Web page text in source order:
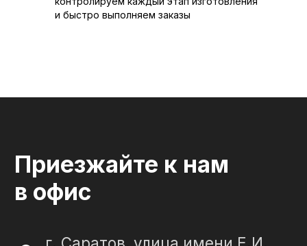
и быстро выполняем заказы
© 2012-2024 гранитная мастерская
Политика конфиденциальности